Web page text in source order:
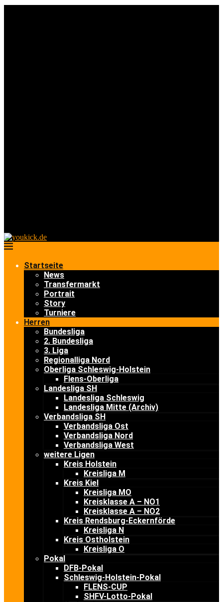
Startseite
News
Transfermarkt
Portrait
Story
Turniere
Herren
Bundesliga
2. Bundesliga
3. Liga
Regionalliga Nord
Oberliga Schleswig-Holstein
Flens-Oberliga
Landesliga SH
Landesliga Schleswig
Landesliga Mitte (Archiv)
Verbandsliga SH
Verbandsliga Ost
Verbandsliga Nord
Verbandsliga West
weitere Ligen
Kreis Holstein
Kreisliga M
Kreis Kiel
Kreisliga MO
Kreisklasse A – NO1
Kreisklasse A – NO2
Kreis Rendsburg-Eckernförde
Kreisliga N
Kreis Ostholstein
Kreisliga O
Pokal
DFB-Pokal
Schleswig-Holstein-Pokal
FLENS-CUP
SHFV-Lotto-Pokal